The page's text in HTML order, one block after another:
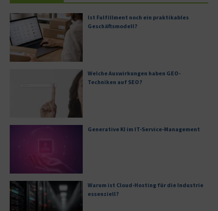
Ist Fulfillment noch ein praktikables
Geschäftsmodell?
Welche Auswirkungen haben GEO-
Techniken auf SEO?
Generative KI im IT-Service-Management
Warum ist Cloud-Hosting für die Industrie
essenziell?